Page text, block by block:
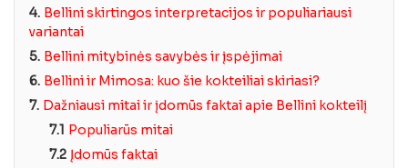
4. Bellini skirtingos interpretacijos ir populiariausi
variantai
5. Bellini mitybinės savybės ir įspėjimai
6. Bellini ir Mimosa: kuo šie kokteiliai skiriasi?
7. Dažniausi mitai ir įdomūs faktai apie Bellini kokteilį
7.1 Populiarūs mitai
7.2 Įdomūs faktai